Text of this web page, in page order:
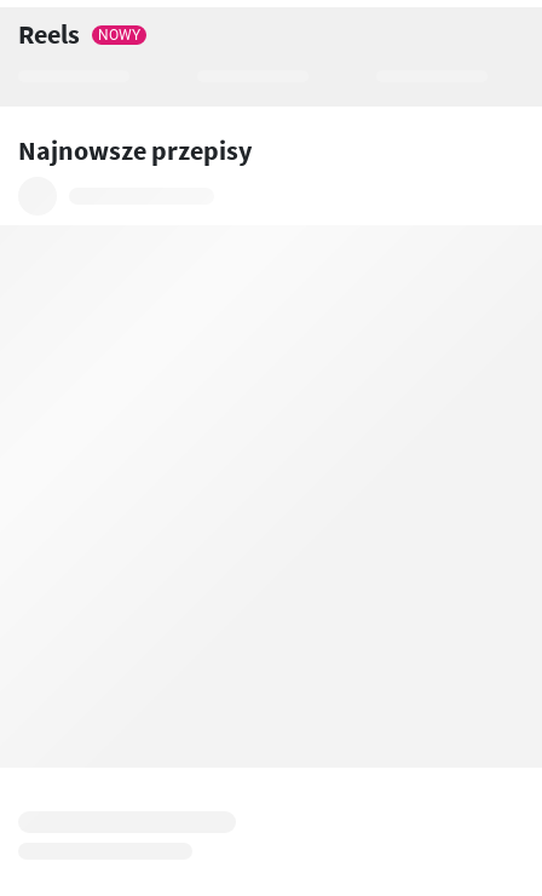
Reels NOWY
Najnowsze przepisy